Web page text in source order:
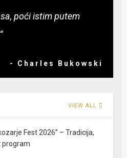
poći istim putem
- Charles Bukowski
VIEW ALL
Fest 2026” – Tradicija,
program